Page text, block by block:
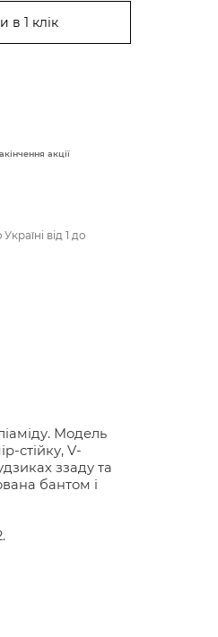
в 1 клік
акції
від 1 до
Модель
стійку, V-
ззаду та
бантом і